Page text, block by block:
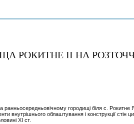
РОКИТНЕ ІІ НА
ранньосередньовічному городищі біля с. Рокитне
внутрішнього облаштування і конструкції стін
ХІ ст.